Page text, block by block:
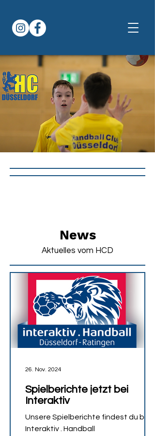
News
Aktuelles vom HCD
Spielberichte jetzt bei
Interaktiv
Unsere Spielberichte findest du bei
Interaktiv . Handball
26. Nov. 2024